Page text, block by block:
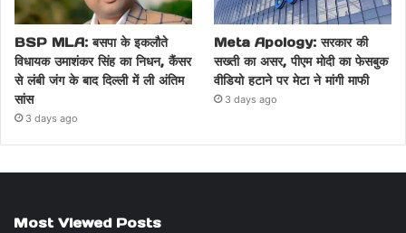
BSP MLA: बसपा के इकलौते
विधायक उमाशंकर सिंह का निधन, कैंसर
से लंबी जंग के बाद दिल्ली में ली अंतिम
सांस
3 days ago
Meta Apology: सरकार की
सख्ती का असर, पीएम मोदी का फेसबुक
वीडियो हटाने पर मेटा ने मांगी माफी
3 days ago
Most Viewed Posts